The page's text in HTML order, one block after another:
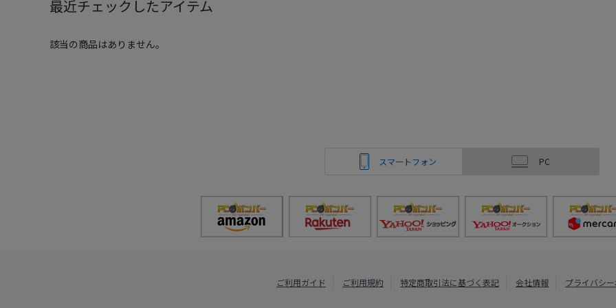
最近チェックしたアイテム
該当の商品はありません。
スマートフォン PC
ご利用ガイド ご利用規約 特定商取引法に基づく表記 会社情報 プライバシ